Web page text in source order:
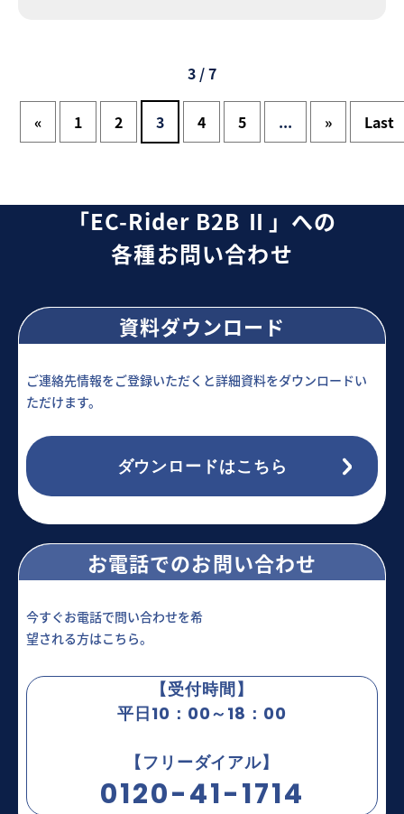
3 / 7
« 1 2 3 4 5 ... » Last
「EC-Rider B2B Ⅱ」への
各種お問い合わせ
資料ダウンロード
ご連絡先情報をご登録いただくと詳細資料をダウンロードい
ただけます。
ダウンロードはこちら
お電話でのお問い合わせ
今すぐお電話で問い合わせを希
望される方はこちら。
【受付時間】
平日10：00～18：00
【フリーダイアル】
0120-41-1714